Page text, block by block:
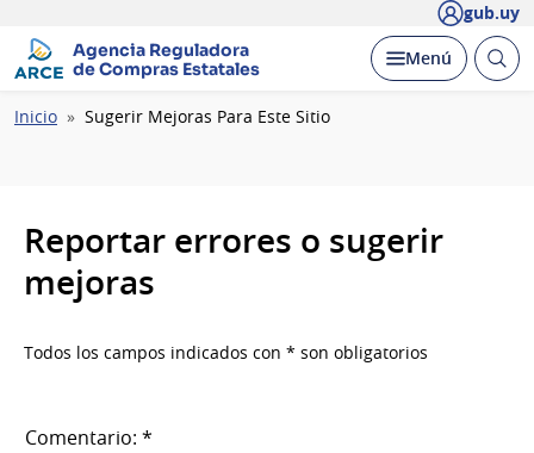
gub.uy
Agencia Reguladora
de Compras Estatales
Desplegar
Menú Abrir
Ruta
Inicio Sugerir Mejoras Para Este Sitio
Reportar errores o sugerir
mejoras
Todos los campos indicados con * son obligatorios
Comentario: *